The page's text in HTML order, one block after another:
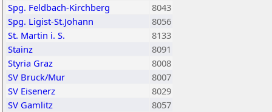
Spg. Feldbach-Kirchberg
8043
Spg. Ligist-St.Johann
8056
St. Martin i. S.
8133
Stainz
8091
Styria Graz
8008
SV Bruck/Mur
8007
SV Eisenerz
8029
SV Gamlitz
8057